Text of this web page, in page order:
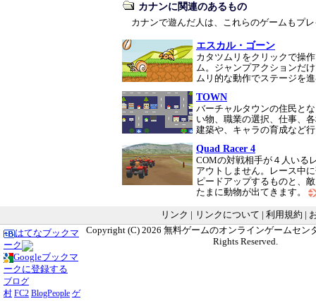
カナンに関連のあるもの
カナンで遊んだ人は、これらのゲームもプ
エスカル・ゴーン
カタツムリをクリックで操
ム。ジャンプアクションだ
ムリ的な動作でステージを
TOWN
バーチャルタウンの住民と
い物、職業の選択、仕事、
建築や、キャラの育成など
Quad Racer 4
COMの対戦相手が４人いる
アウトしません。レース中
ピードアップするものと、
たまに動物が出てきます。
リンク リンクについて 利用規約
はてなブックマ
ーク
Googleブックマ
ークに登録する
ブログ
村 FC2 BlogPeople ゲ
Copyright (C) 2026 無料ゲームのオンラインゲームセン
Rights Reserved.